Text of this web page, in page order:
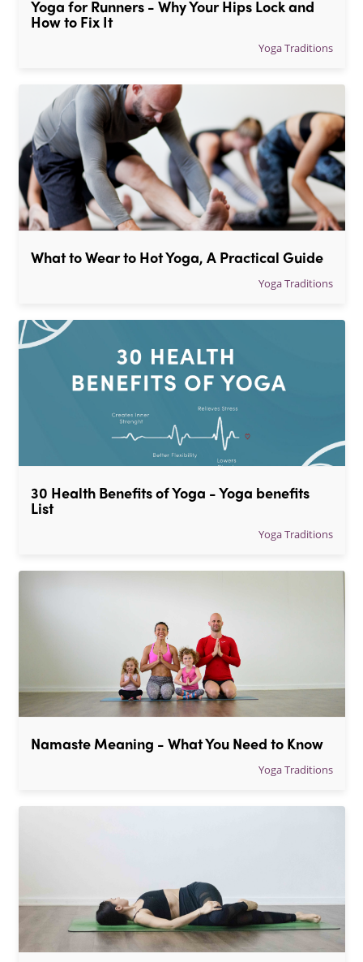
Yoga for Runners - Why Your Hips Lock and
How to Fix It
Yoga Traditions
What to Wear to Hot Yoga, A Practical Guide
Yoga Traditions
30 Health Benefits of Yoga - Yoga benefits
List
Yoga Traditions
Namaste Meaning - What You Need to Know
Yoga Traditions